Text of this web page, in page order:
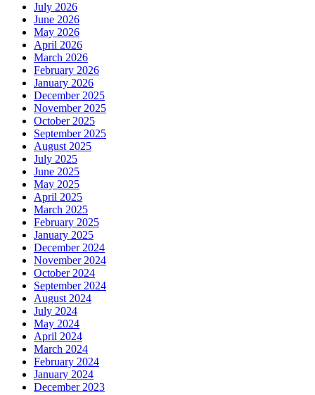
July 2026
June 2026
May 2026
April 2026
March 2026
February 2026
January 2026
December 2025
November 2025
October 2025
September 2025
August 2025
July 2025
June 2025
May 2025
April 2025
March 2025
February 2025
January 2025
December 2024
November 2024
October 2024
September 2024
August 2024
July 2024
May 2024
April 2024
March 2024
February 2024
January 2024
December 2023